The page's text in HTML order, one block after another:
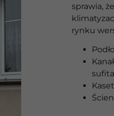
sprawia,
rynku